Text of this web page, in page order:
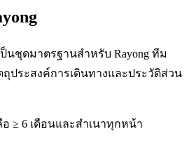
นชุดมาตรฐานสำหรับ Rayong ทีม
ประสงค์การเดินทางและประวัติส่วน
≥ 6 เดือนและสำเนาทุกหน้า